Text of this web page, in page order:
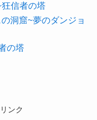
信者の塔
洞窟~夢のダンジョ
の塔
ンク